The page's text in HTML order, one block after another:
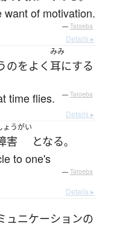
of motivation.
— Tatoeba
Details ▸
のをよく
みみ
耳にする
time flies. — Tatoeba
Details ▸
ょうがい
害 となる。
to one's
— Tatoeba
Details ▸
ュニケーションの